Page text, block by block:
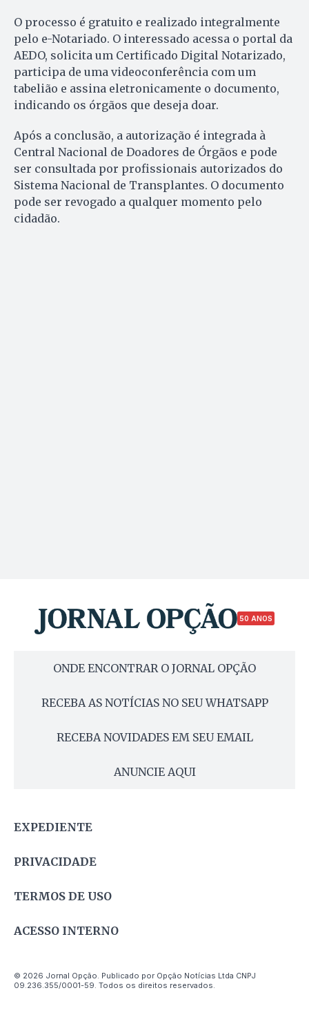
O processo é gratuito e realizado integralmente
pelo e-Notariado. O interessado acessa o portal da
AEDO, solicita um Certificado Digital Notarizado,
participa de uma videoconferência com um
tabelião e assina eletronicamente o documento,
indicando os órgãos que deseja doar.
Após a conclusão, a autorização é integrada à
Central Nacional de Doadores de Órgãos e pode
ser consultada por profissionais autorizados do
Sistema Nacional de Transplantes. O documento
pode ser revogado a qualquer momento pelo
cidadão.
50 ANOS
ONDE ENCONTRAR O JORNAL OPÇÃO
RECEBA AS NOTÍCIAS NO SEU WHATSAPP
RECEBA NOVIDADES EM SEU EMAIL
ANUNCIE AQUI
EXPEDIENTE
PRIVACIDADE
TERMOS DE USO
ACESSO INTERNO
© 2026 Jornal Opção. Publicado por Opção Notícias Ltda CNPJ
09.236.355/0001-59. Todos os direitos reservados.